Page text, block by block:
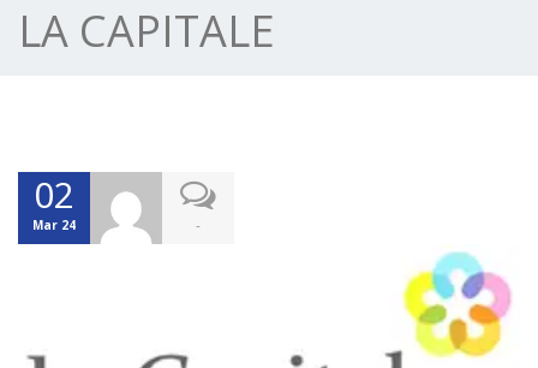
LA CAPITALE
02
Mar 24 -